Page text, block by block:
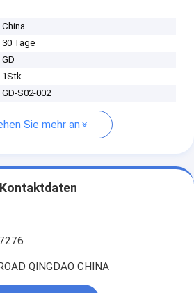
China
30 Tage
GD
1Stk
GD-S02-002
Sie mehr an
Kontaktdaten
QINGDAO CHINA